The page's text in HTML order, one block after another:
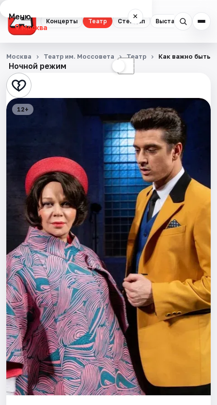
Концерты Театр Стендап Выставки
Меню ×
Москва
Концерты
Театр
Стендап
Экскурсии
Спорт
События
Города
Площадки
Артисты
Рейтинги
Ночной режим ☾
Москва Театр им. Моссовета Театр Как важно быть
12+